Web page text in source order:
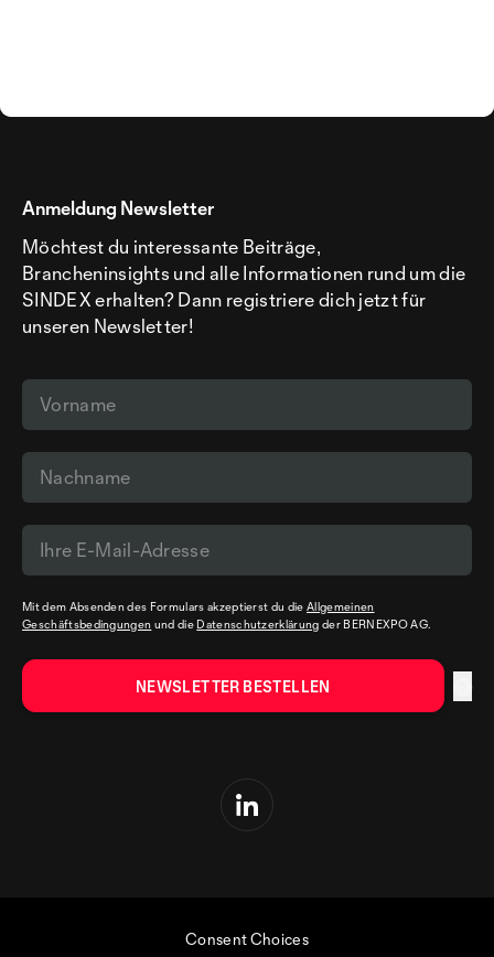
Anmeldung Newsletter
Möchtest du interessante Beiträge,
Brancheninsights und alle Informationen rund um die
SINDEX erhalten? Dann registriere dich jetzt für
unseren Newsletter!
Mit dem Absenden des Formulars akzeptierst du dieAllgemeinen
Geschäftsbedingungen und die Datenschutzerklärung der BERNEXPO AG.
Consent Choices